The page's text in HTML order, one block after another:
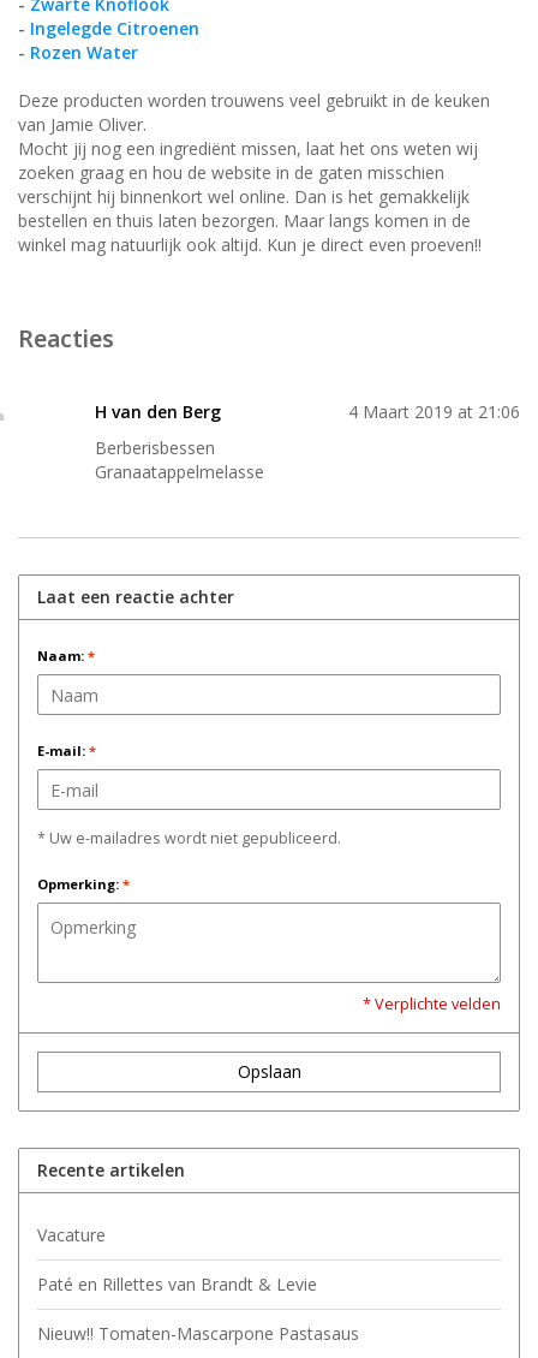
- Ingelegde Citroenen
- Rozen Water
Deze producten worden trouwens veel gebruikt in de keuken
van Jamie Oliver.
Mocht jij nog een ingrediënt missen, laat het ons weten wij
zoeken graag en hou de website in de gaten misschien
verschijnt hij binnenkort wel online. Dan is het gemakkelijk
bestellen en thuis laten bezorgen. Maar langs komen in de
winkel mag natuurlijk ook altijd. Kun je direct even proeven!!
Reacties
H van den Berg
4 Maart 2019 at 21:06
Berberisbessen
Granaatappelmelasse
Laat een reactie achter
Naam: *
E-mail: *
* Uw e-mailadres wordt niet gepubliceerd.
Opmerking: *
* Verplichte velden
Opslaan
Recente artikelen
Vacature
Paté en Rillettes van Brandt & Levie
Nieuw!! Tomaten-Mascarpone Pastasaus